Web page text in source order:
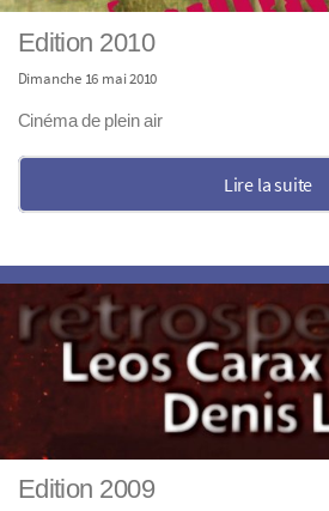
Edition 2010
Dimanche 16 mai 2010
Cinéma de plein air
Lire la suite
Edition 2009